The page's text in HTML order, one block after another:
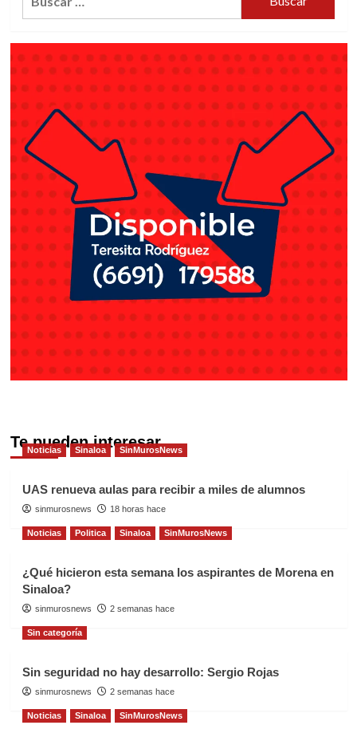
Te pueden interesar
Noticias Sinaloa SinMurosNews
UAS renueva aulas para recibir a miles de alumnos
sinmurosnews 18 horas hace
Noticias Politica Sinaloa SinMurosNews
¿Qué hicieron esta semana los aspirantes de Morena en
Sinaloa?
sinmurosnews 2 semanas hace
Sin categoría
Sin seguridad no hay desarrollo: Sergio Rojas
sinmurosnews 2 semanas hace
Noticias Sinaloa SinMurosNews